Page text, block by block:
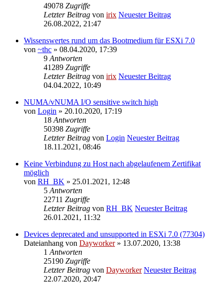
49078 Zugriffe
Letzter Beitrag von irix Neuester Beitrag
26.08.2022, 21:47
Wissenswertes rund um das Bootmedium für ESXi 7.0
von ~thc » 08.04.2020, 17:39
9 Antworten
41289 Zugriffe
Letzter Beitrag von irix Neuester Beitrag
04.04.2022, 10:49
NUMA/vNUMA I/O sensitive switch high
von Login » 20.10.2020, 17:19
18 Antworten
50398 Zugriffe
Letzter Beitrag von Login Neuester Beitrag
18.11.2021, 08:46
Keine Verbindung zu Host nach abgelaufenem Zertifikat
möglich
von RH_BK » 25.01.2021, 12:48
5 Antworten
22711 Zugriffe
Letzter Beitrag von RH_BK Neuester Beitrag
26.01.2021, 11:32
Devices deprecated and unsupported in ESXi 7.0 (77304)
Dateianhang von Dayworker» 13.07.2020, 13:38
1 Antworten
25190 Zugriffe
Letzter Beitrag von Dayworker Neuester Beitrag
22.07.2020, 20:47